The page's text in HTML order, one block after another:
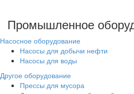
Промышленное
Насосное оборудование
Насосы для добычи нефти
Насосы для воды
Другое оборудование
Прессы для мусора